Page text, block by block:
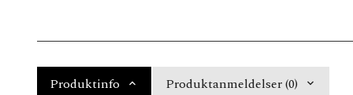
Produktinfo Produktanmeldelser (0)